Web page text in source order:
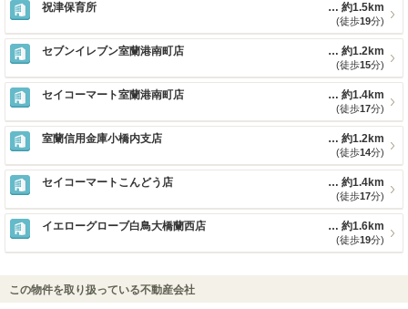
祝津保育所 約1.5km
(徒歩19分)
セブンイレブン室蘭港南町店 約1.2km
(徒歩15分)
セイコーマート室蘭港南町店 約1.4km
(徒歩17分)
室蘭信用金庫小橋内支店 約1.2km
(徒歩14分)
セイコーマートこんどう店 約1.4km
(徒歩17分)
イエローグローブ白鳥大橋蘭西店 約1.6km
(徒歩19分)
この物件を取り扱っている不動産会社